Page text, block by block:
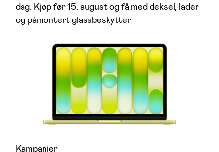
dag. Kjøp før 15. august og få med deksel, lader
og påmontert glassbeskytter
Kampanjer